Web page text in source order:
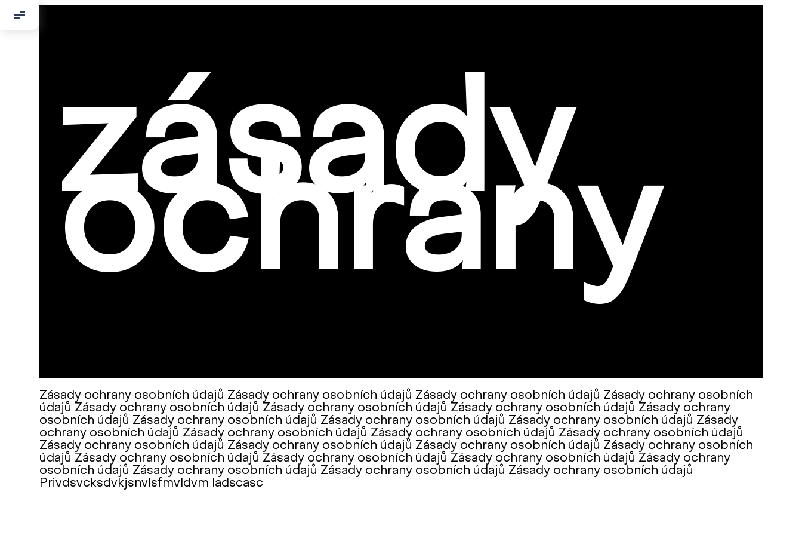
Добрый день!
Если вы хотите с нами связаться, пожалуйста, контактируйте нас:
По адресу:
Kontaktní e-mail: youthincluded@gmail.com
zásady
ochrany
Zásady ochrany osobních údajů Zásady ochrany osobních údajů Zásady ochrany osobních údajů Zásady ochrany osobních
údajů Zásady ochrany osobních údajů Zásady ochrany osobních údajů Zásady ochrany osobních údajů Zásady ochrany
osobních údajů Zásady ochrany osobních údajů Zásady ochrany osobních údajů Zásady ochrany osobních údajů Zásady
ochrany osobních údajů Zásady ochrany osobních údajů Zásady ochrany osobních údajů Zásady ochrany osobních údajů
Zásady ochrany osobních údajů Zásady ochrany osobních údajů Zásady ochrany osobních údajů Zásady ochrany osobních
údajů Zásady ochrany osobních údajů Zásady ochrany osobních údajů Zásady ochrany osobních údajů Zásady ochrany
osobních údajů Zásady ochrany osobních údajů Zásady ochrany osobních údajů Zásady ochrany osobních údajů
Privdsvcksdvkjsnvlsfmvldvm ladscasc